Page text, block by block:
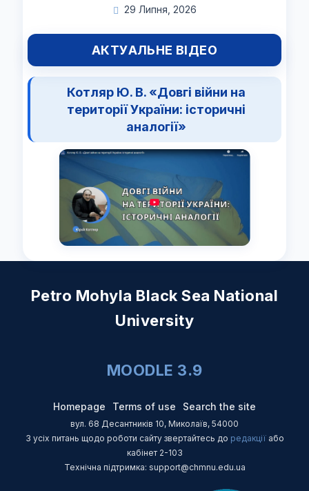
29 Липня, 2026
АКТУАЛЬНЕ ВІДЕО
Котляр Ю. В. «Довгі війни на
території України: історичні
аналогії»
Petro Mohyla Black Sea National
University
MOODLE 3.9
Homepage Terms of use Search the site
вул. 68 Десантників 10, Миколаїв, 54000
З усіх питань щодо роботи сайту звертайтесь до редакції або
кабінет 2-103
Технічна підтримка: support@chmnu.edu.ua